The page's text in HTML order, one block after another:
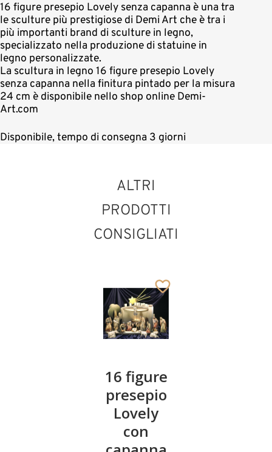
16 figure presepio Lovely senza capanna è una tra
le sculture più prestigiose di Demi Art che è tra i
più importanti brand di sculture in legno,
specializzato nella produzione di statuine in
legno personalizzate.
La scultura in legno 16 figure presepio Lovely
senza capanna nella finitura pintado per la misura
24 cm è disponibile nello shop online Demi-
Art.com
Disponibile, tempo di consegna 3 giorni
ALTRI
PRODOTTI
CONSIGLIATI
16 figure
presepio
Lovely
con